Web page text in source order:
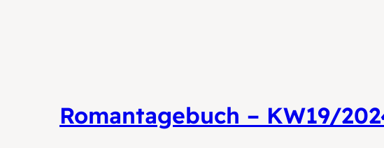
Romantagebuch – KW19/